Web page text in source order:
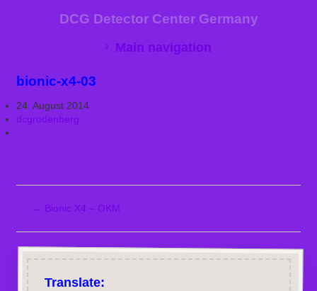
DCG Detector Center Germany
Main navigation
bionic-x4-03
24. August 2014
dcgrodenberg
← Bionic X4 – OKM
Translate: